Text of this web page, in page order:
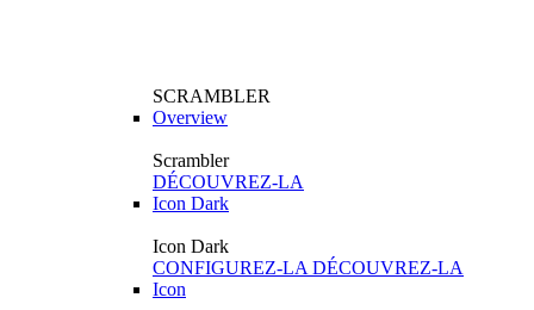
SCRAMBLER
Overview
Scrambler
DÉCOUVREZ-LA
Icon Dark
Icon Dark
CONFIGUREZ-LA DÉCOUVREZ-LA
Icon